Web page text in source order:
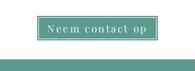
Neem contact op